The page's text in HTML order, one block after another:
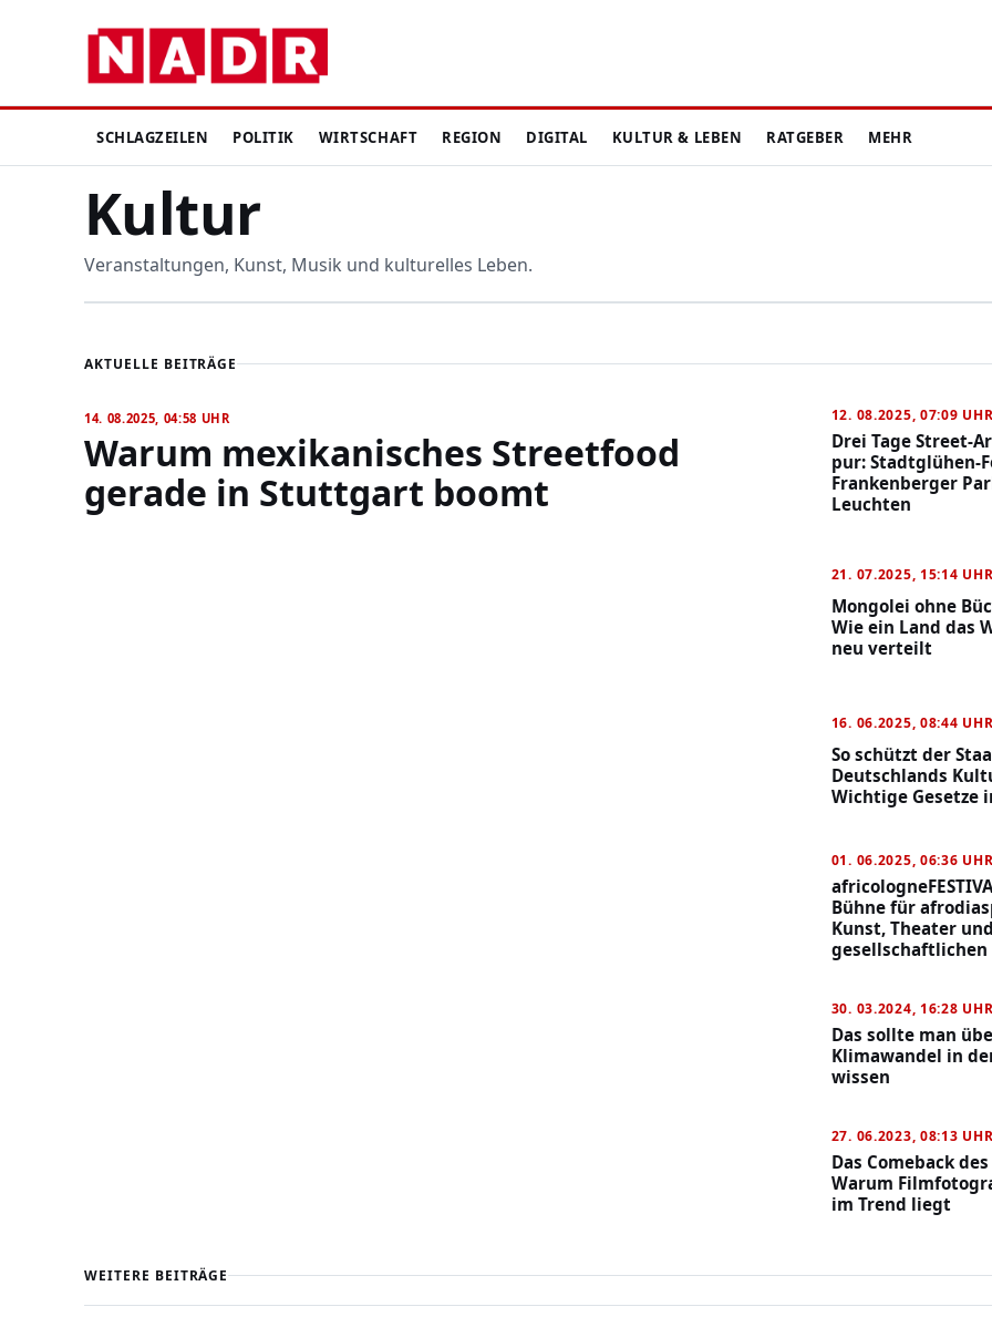
SCHLAGZEILEN POLITIK WIRTSCHAFT REGION DIGITAL KULTUR & LEBEN RATGEBER MEHR
Kultur
Veranstaltungen, Kunst, Musik und kulturelles Leben.
AKTUELLE BEITRÄGE
14. 08.2025, 04:58 UHR
Warum mexikanisches Streetfood
gerade in Stuttgart boomt
12. 08.2025, 07:09 UHR
Drei Tage Street-
pur: Stadtglühen-
Frankenberger
Leuchten
21. 07.2025, 15:14 UHR
Mongolei ohne
Wie ein Land das
neu verteilt
16. 06.2025, 08:44 UHR
So schützt der
Deutschlands
Wichtige Gesetze
01. 06.2025, 06:36 UHR
Bühne für
Kunst, Theater und
gesellschaftlichen
30. 03.2024, 16:28 UHR
Das sollte man
Klimawandel in
wissen
27. 06.2023, 08:13 UHR
Das Comeback
Warum
im Trend liegt
WEITERE BEITRÄGE